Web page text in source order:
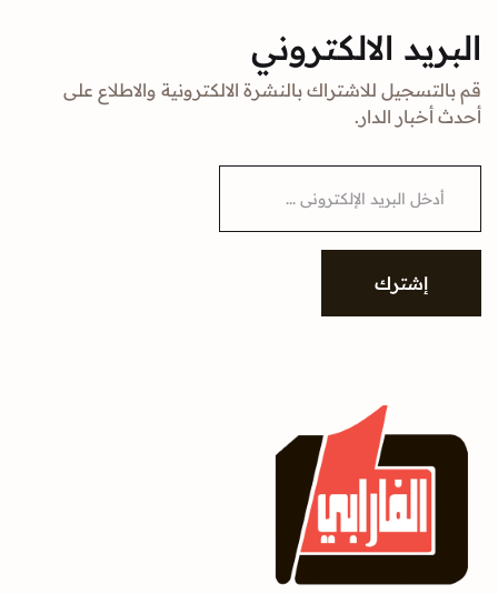
البريد الالكتروني
قم بالتسجيل للاشتراك بالنشرة الالكترونية والاطلاع على
أحدث أخبار الدار.
i
إشترك